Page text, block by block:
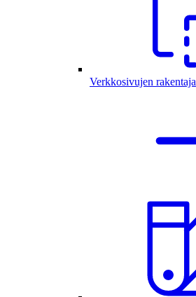
Verkkosivujen rakentaja